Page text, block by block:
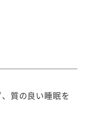
質の良い睡眠を